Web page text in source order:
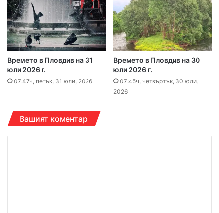
Времето в Пловдив на 31
юли 2026 г.
07:47ч, петък, 31 юли, 2026
Времето в Пловдив на 30
юли 2026 г.
07:45ч, четвъртък, 30 юли,
2026
Вашият коментар